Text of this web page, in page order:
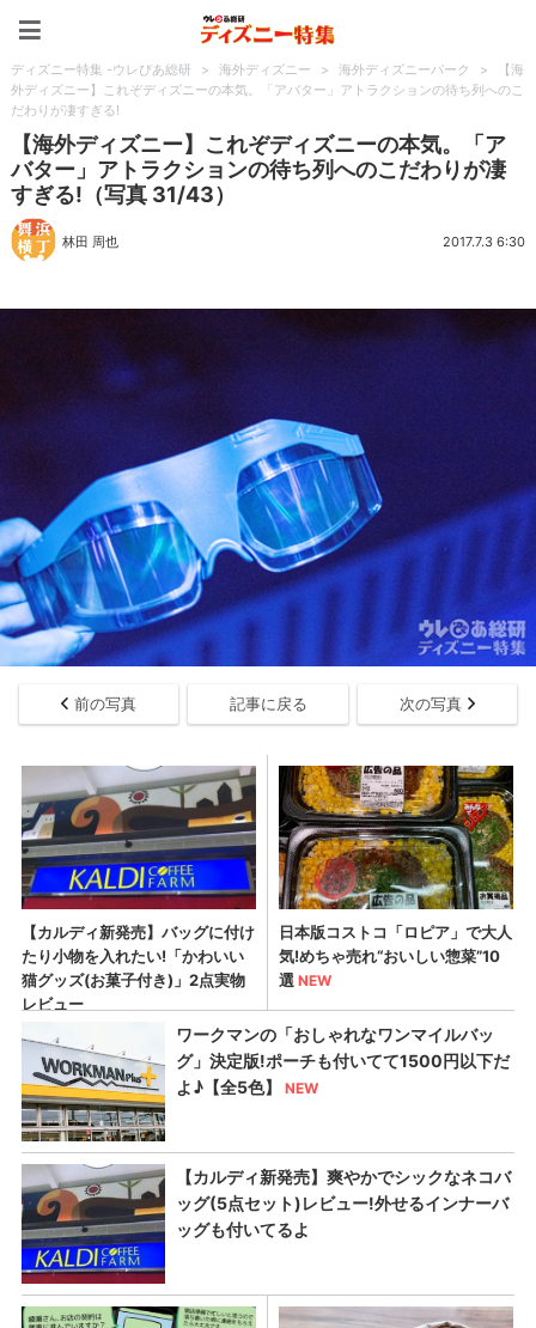
ディズニー特集 -ウレぴあ総研 > 海外ディズニー > 海外ディズニーパーク >
【海
外ディズニー】これぞディズニーの本気。「アバター」アトラクションの待ち列へのこ
だわりが凄すぎる!
【海外ディズニー】これぞディズニーの本気。「ア
バター」アトラクションの待ち列へのこだわりが凄
すぎる!（写真 31/43）
林田 周也 2017.7.3 6:30
前の写真 記事に戻る 次の写真